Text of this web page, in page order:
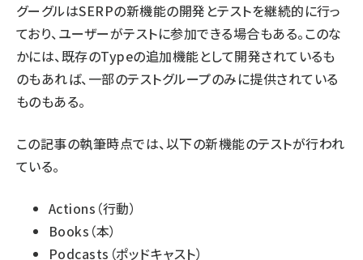
グーグルはSERPの新機能の開発とテストを継続的に行っ
ており、ユーザーがテストに参加できる場合もある。このな
かには、既存のTypeの追加機能として開発されているも
のもあれば、一部のテストグループのみに提供されている
ものもある。
この記事の執筆時点では、以下の新機能のテストが行われ
ている。
Actions （行動）
Books （本）
Podcasts （ポッドキャスト）